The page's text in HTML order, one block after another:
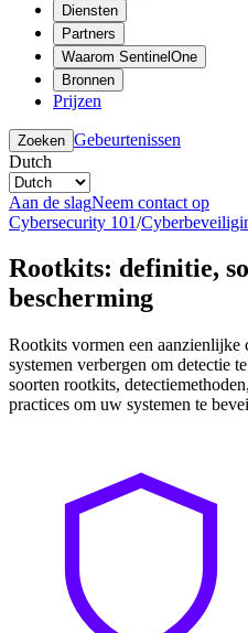
Diensten
Partners
Waarom SentinelOne
Bronnen
Prijzen
Zoeken Gebeurtenissen
Dutch
Aan de slagNeem contact op
Cybersecurity 101/
Rootkits: definitie,
bescherming
Rootkits vormen een
systemen verbergen om detectie
soorten rootkits,
practices om uw systemen te